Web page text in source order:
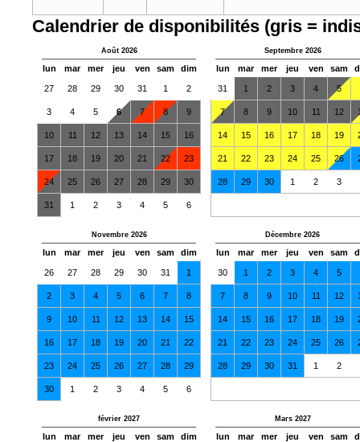
Calendrier de disponibilités (gris =
Août 2026
lun mar mer jeu ven sam dim
27 28 29 30 31 1 2
3 4 5 6 7 8 9
10 11 12 13 14 15 16
17 18 19 20 21 22 23
24 25 26 27 28 29 30
31 1 2 3 4 5 6
Septembre 2026
lun mar mer jeu ven sam
31 1 2 3 4 5
7 8 9 10 11 12
14 15 16 17 18 19
21 22 23 24 25 26
28 29 30 1 2 3
Novembre 2026
lun mar mer jeu ven sam dim
26 27 28 29 30 31 1
2 3 4 5 6 7 8
9 10 11 12 13 14 15
16 17 18 19 20 21 22
23 24 25 26 27 28 29
30 1 2 3 4 5 6
Décembre 2026
lun mar mer jeu ven sam
30 1 2 3 4 5
7 8 9 10 11 12
14 15 16 17 18 19
21 22 23 24 25 26
28 29 30 31 1 2
février 2027
lun mar mer jeu ven sam dim
Mars 2027
lun mar mer jeu ven sam